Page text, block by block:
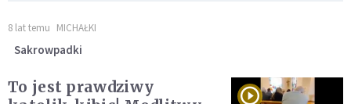
8 lat temu MICHAŁKI
Sakrowpadki
To jest prawdziwy